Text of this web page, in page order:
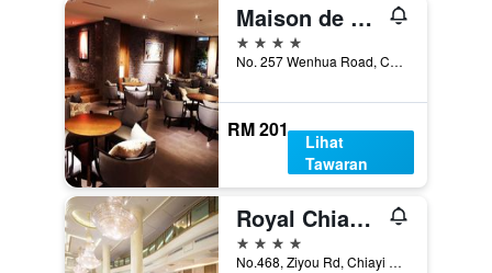
Maison de Chine Hotel Chiayi
4 bintang
No. 257 Wenhua Road, Chiayi City, Taiwan
RM 201
Lihat
Tawaran
Royal Chiayi Hotel
4 bintang
No.468, Ziyou Rd, Chiayi City, Taiwan